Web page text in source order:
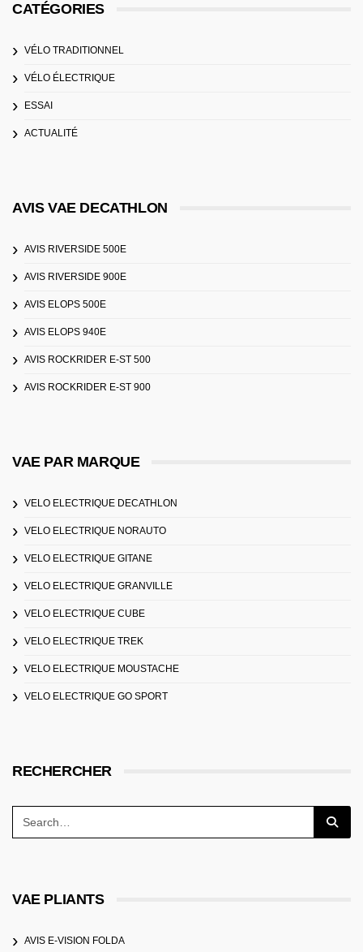
CATÉGORIES
VÉLO TRADITIONNEL
VÉLO ÉLECTRIQUE
ESSAI
ACTUALITÉ
AVIS VAE DECATHLON
AVIS RIVERSIDE 500E
AVIS RIVERSIDE 900E
AVIS ELOPS 500E
AVIS ELOPS 940E
AVIS ROCKRIDER E-ST 500
AVIS ROCKRIDER E-ST 900
VAE PAR MARQUE
VELO ELECTRIQUE DECATHLON
VELO ELECTRIQUE NORAUTO
VELO ELECTRIQUE GITANE
VELO ELECTRIQUE GRANVILLE
VELO ELECTRIQUE CUBE
VELO ELECTRIQUE TREK
VELO ELECTRIQUE MOUSTACHE
VELO ELECTRIQUE GO SPORT
RECHERCHER
VAE PLIANTS
AVIS E-VISION FOLDA